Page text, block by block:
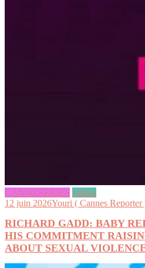
CANNESERIES videos
12 juin 2026Youri ( Cannes Reporter
RICHARD GADD: BABY
HIS COMMITMENT
ABOUT SEXUAL